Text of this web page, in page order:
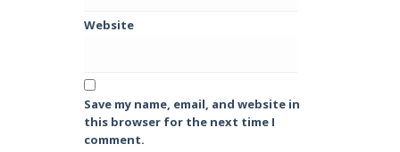
Website
Save my name, email, and website in
this browser for the next time I
comment.